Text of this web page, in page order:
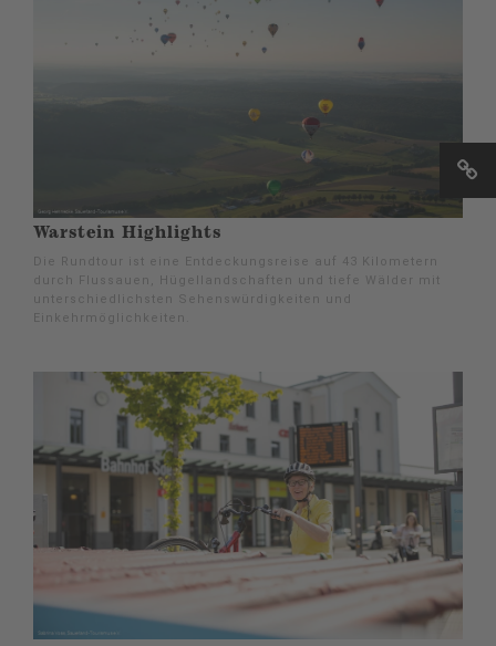
Warstein Highlights
Die Rundtour ist eine Entdeckungsreise auf 43 Kilometern
durch Flussauen, Hügellandschaften und tiefe Wälder mit
unterschiedlichsten Sehenswürdigkeiten und
Einkehrmöglichkeiten.